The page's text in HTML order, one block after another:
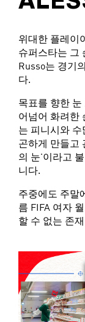
위대한 플레이
슈퍼스타는 그
Russo는 경기
다.
목표를 향한 눈
어넘어 화려한
는 피니시와 수
곤하게 만들고
의 눈'이라고
니다.
주중에도 주말
름 FIFA 여자
할 수 없는 존